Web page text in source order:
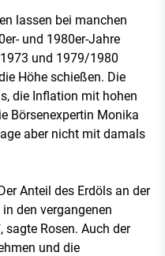
lassen bei manchen
und 1980er-Jahre
und 1979/1980
Höhe schießen. Die
die Inflation mit hohen
Börsenexpertin Monika
aber nicht mit damals
Anteil des Erdöls an der
den vergangenen
Rosen. Auch der
und die